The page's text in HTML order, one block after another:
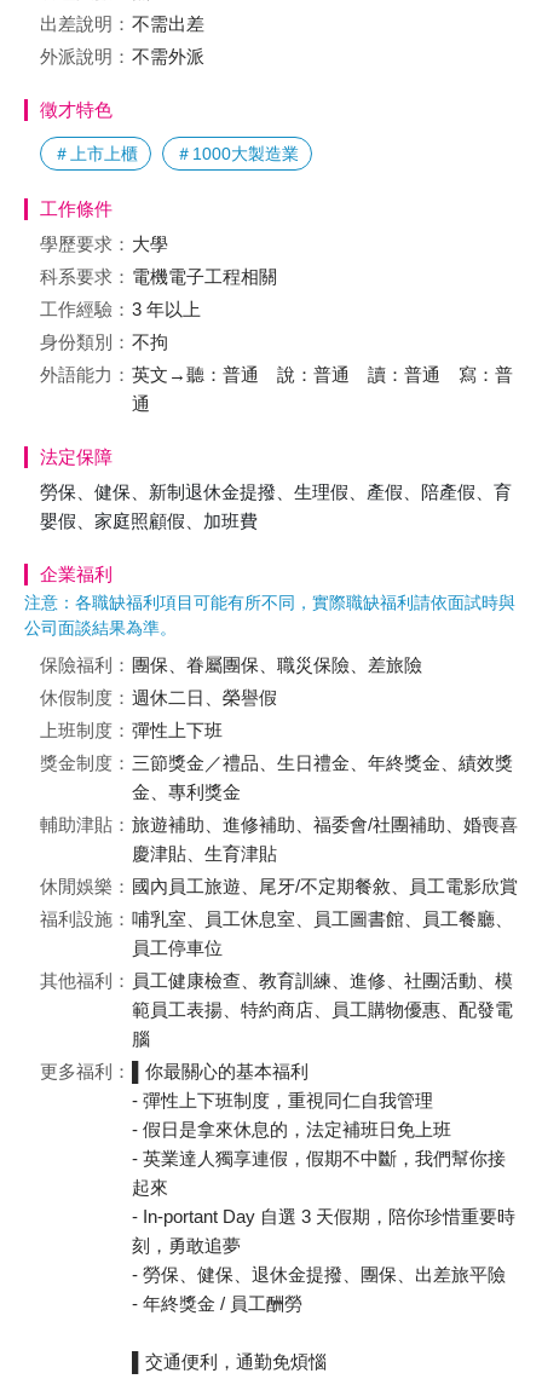
出差說明： 不需出差
外派說明： 不需外派
徵才特色
＃上市上櫃 ＃1000大製造業
工作條件
學歷要求： 大學
科系要求： 電機電子工程相關
工作經驗： 3 年以上
身份類別： 不拘
外語能力： 英文→聽：普通 說：普通 讀：普通 寫：普
通
法定保障
勞保、健保、新制退休金提撥、生理假、產假、陪產假、育
嬰假、家庭照顧假、加班費
企業福利
注意：各職缺福利項目可能有所不同，實際職缺福利請依面試時與
公司面談結果為準。
保險福利： 團保、眷屬團保、職災保險、差旅險
休假制度： 週休二日、榮譽假
上班制度： 彈性上下班
獎金制度： 三節獎金／禮品、生日禮金、年終獎金、績效獎
金、專利獎金
輔助津貼： 旅遊補助、進修補助、福委會/社團補助、婚喪喜
慶津貼、生育津貼
休閒娛樂： 國內員工旅遊、尾牙/不定期餐敘、員工電影欣賞
福利設施： 哺乳室、員工休息室、員工圖書館、員工餐廳、
員工停車位
其他福利： 員工健康檢查、教育訓練、進修、社團活動、模
範員工表揚、特約商店、員工購物優惠、配發電
腦
更多福利：
▌你最關心的基本福利
- 彈性上下班制度，重視同仁自我管理
- 假日是拿來休息的，法定補班日免上班
- 英業達人獨享連假，假期不中斷，我們幫你接
起來
- In-portant Day 自選 3 天假期，陪你珍惜重要時
刻，勇敢追夢
- 勞保、健保、退休金提撥、團保、出差旅平險
- 年終獎金 / 員工酬勞
▌交通便利，通勤免煩惱